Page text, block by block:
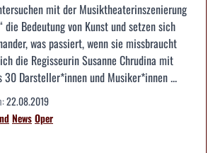
mit der Musiktheaterinszenierung
die Bedeutung von Kunst und setzen sich
was passiert, wenn sie missbraucht
die Regisseurin Susanne Chrudina mit
30 Darsteller*innen und Musiker*innen ...
22.08.2019
NewsOper